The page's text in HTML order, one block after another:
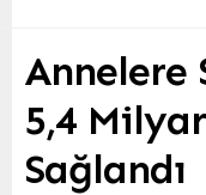
Annelere
5,4
Sağlandı